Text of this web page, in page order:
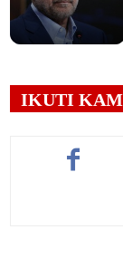
IKUTI